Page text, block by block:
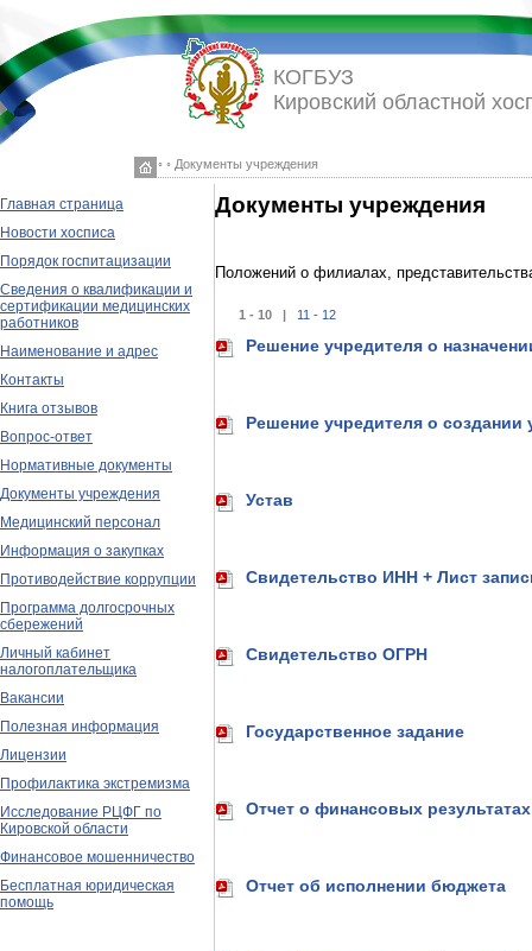
◦ ◦ Документы учреждения
КОГБУЗ
Кировский областной
Главная страница
Новости хосписа
Порядок госпитацизации
Сведения о квалификации и
сертификации медицинских
работников
Наименование и адрес
Контакты
Книга отзывов
Вопрос-ответ
Нормативные документы
Документы учреждения
Медицинский персонал
Информация о закупках
Противодействие коррупции
Программа долгосрочных
сбережений
Личный кабинет
налогоплательщика
Вакансии
Полезная информация
Лицензии
Профилактика экстремизма
Исследование РЦФГ по
Кировской области
Финансовое мошенничество
Бесплатная юридическая
помощь
Документы учреждения
Положений о филиалах,
1 - 10 | 11 - 12
Решение учредителя о
Решение учредителя о создании
Устав
Свидетельство ИНН + Лист
Свидетельство ОГРН
Государственное задание
Отчет о финансовых
Отчет об исполнении бюджета